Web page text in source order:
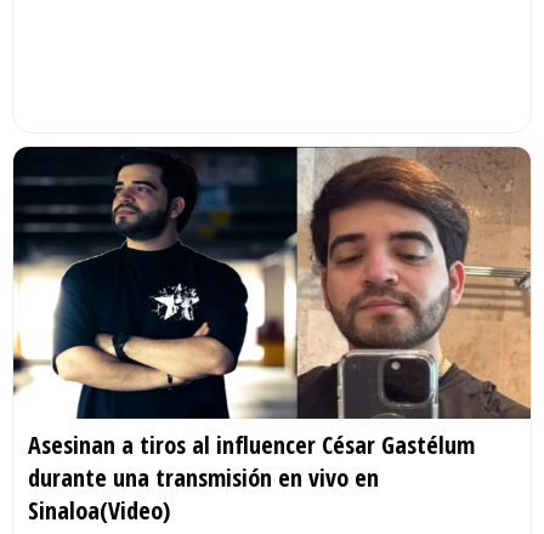
Asesinan a tiros al influencer César Gastélum
durante una transmisión en vivo en
Sinaloa(Video)